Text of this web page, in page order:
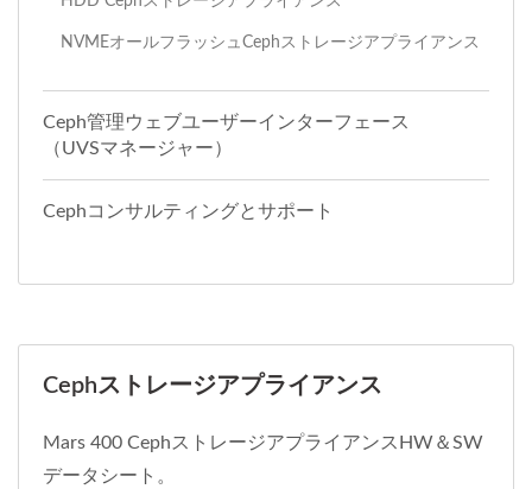
NVMEオールフラッシュCephストレージアプライアンス
Ceph管理ウェブユーザーインターフェース
（UVSマネージャー）
Cephコンサルティングとサポート
Cephストレージアプライアンス
Mars 400 CephストレージアプライアンスHW＆SW
データシート。